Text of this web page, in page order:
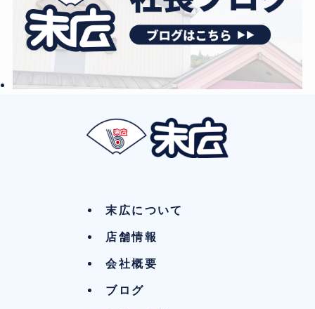
末広について
店舗情報
会社概要
ブログ